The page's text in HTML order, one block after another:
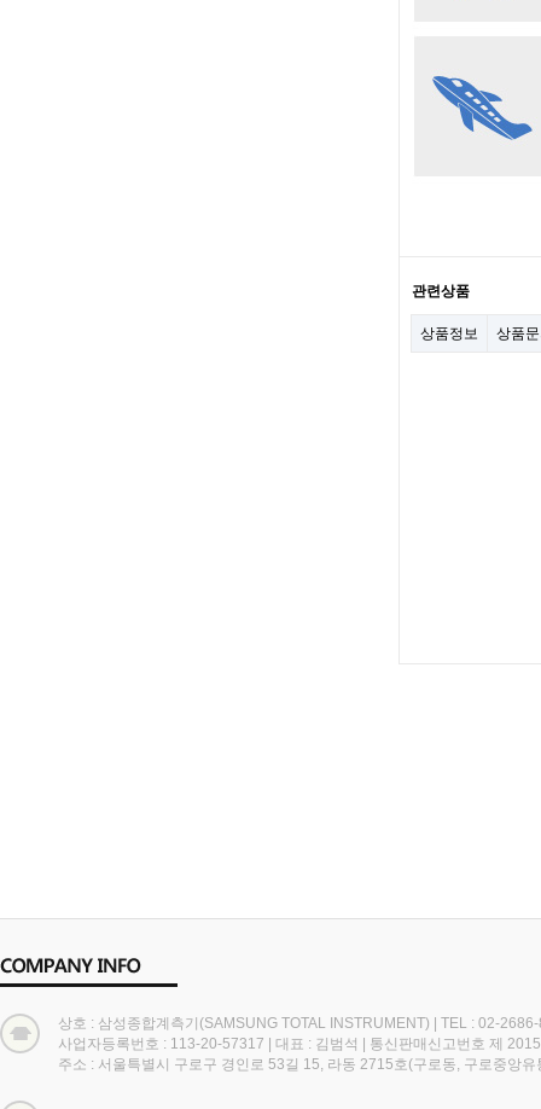
관련상품
상품정보 상품
상호 : 삼성종합계측기(SAMSUNG TOTAL INSTRUMENT) | TEL : 02-
사업자등록번호 : 113-20-57317 | 대표 : 김범석 | 통신판매신고번호 제
주소 : 서울특별시 구로구 경인로 53길 15, 라동 2715호(구로동, 구로중앙유